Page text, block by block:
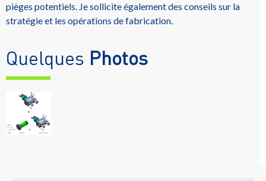
pièges potentiels. Je sollicite également des conseils sur la
stratégie et les opérations de fabrication.
Quelques Photos